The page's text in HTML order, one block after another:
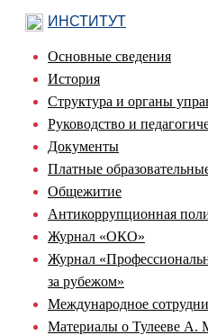
ИНСТИТУТ
Основные сведения
История
Структура и органы
Руководство и
Документы
Платные
Общежитие
Антикоррупционная
Журнал «ОКО»
Журнал
за рубежом»
Международное
Материалы о Тулееве А.